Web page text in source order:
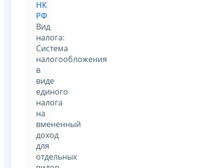
НК
РФ
Вид
налога:
Система
налогообложения
в
виде
единого
налога
на
вмененный
доход
для
отдельных